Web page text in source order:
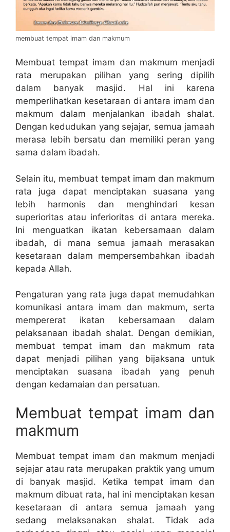
membuat tempat imam dan makmum
Membuat tempat imam dan makmum menjadi
rata merupakan pilihan yang sering dipilih
dalam banyak masjid. Hal ini karena
memperlihatkan kesetaraan di antara imam dan
makmum dalam menjalankan ibadah shalat.
Dengan kedudukan yang sejajar, semua jamaah
merasa lebih bersatu dan memiliki peran yang
sama dalam ibadah.
Selain itu, membuat tempat imam dan makmum
rata juga dapat menciptakan suasana yang
lebih harmonis dan menghindari kesan
superioritas atau inferioritas di antara mereka.
Ini menguatkan ikatan kebersamaan dalam
ibadah, di mana semua jamaah merasakan
kesetaraan dalam mempersembahkan ibadah
kepada Allah.
Pengaturan yang rata juga dapat memudahkan
komunikasi antara imam dan makmum, serta
mempererat ikatan kebersamaan dalam
pelaksanaan ibadah shalat. Dengan demikian,
membuat tempat imam dan makmum rata
dapat menjadi pilihan yang bijaksana untuk
menciptakan suasana ibadah yang penuh
dengan kedamaian dan persatuan.
Membuat tempat imam dan
makmum
Membuat tempat imam dan makmum menjadi
sejajar atau rata merupakan praktik yang umum
di banyak masjid. Ketika tempat imam dan
makmum dibuat rata, hal ini menciptakan kesan
kesetaraan di antara semua jamaah yang
sedang melaksanakan shalat. Tidak ada